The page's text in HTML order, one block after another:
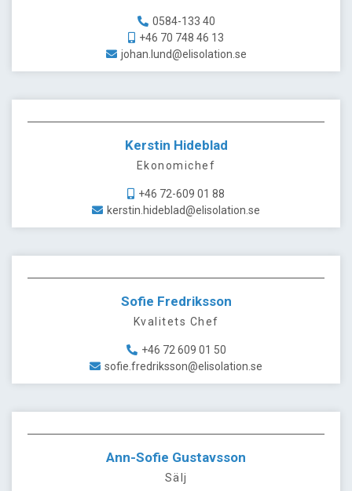
0584-133 40
+46 70 748 46 13
johan.lund@elisolation.se
Kerstin Hideblad
Ekonomichef
+46 72-609 01 88
kerstin.hideblad@elisolation.se
Sofie Fredriksson
Kvalitets Chef
+46 72 609 01 50
sofie.fredriksson@elisolation.se
Ann-Sofie Gustavsson
Sälj